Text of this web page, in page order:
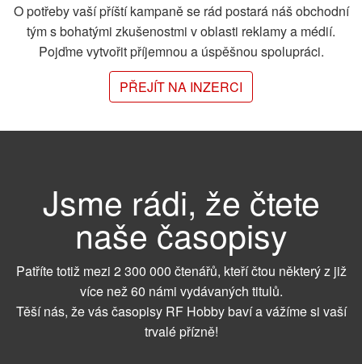
O potřeby vaší příští kampaně se rád postará náš obchodní
tým s bohatými zkušenostmi v oblasti reklamy a médií.
Pojďme vytvořit příjemnou a úspěšnou spolupráci.
PŘEJÍT NA INZERCI
Jsme rádi, že čtete
naše časopisy
Patříte totiž mezi 2 300 000 čtenářů, kteří čtou některý z již
více než 60 námi vydávaných titulů.
Těší nás, že vás časopisy RF Hobby baví a vážíme si vaší
trvalé přízně!